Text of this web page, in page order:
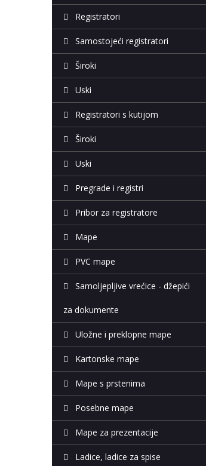
Registratori
Samostojeći registratori
Široki
Uski
Registratori s kutijom
Široki
Uski
Pregrade i registri
Pribor za registratore
Mape
PVC mape
Samoljepljive vrećice - džepići
za dokumente
Uložne i preklopne mape
Kartonske mape
Mape s prstenima
Posebne mape
Mape za prezentacije
Ladice, ladice za spise